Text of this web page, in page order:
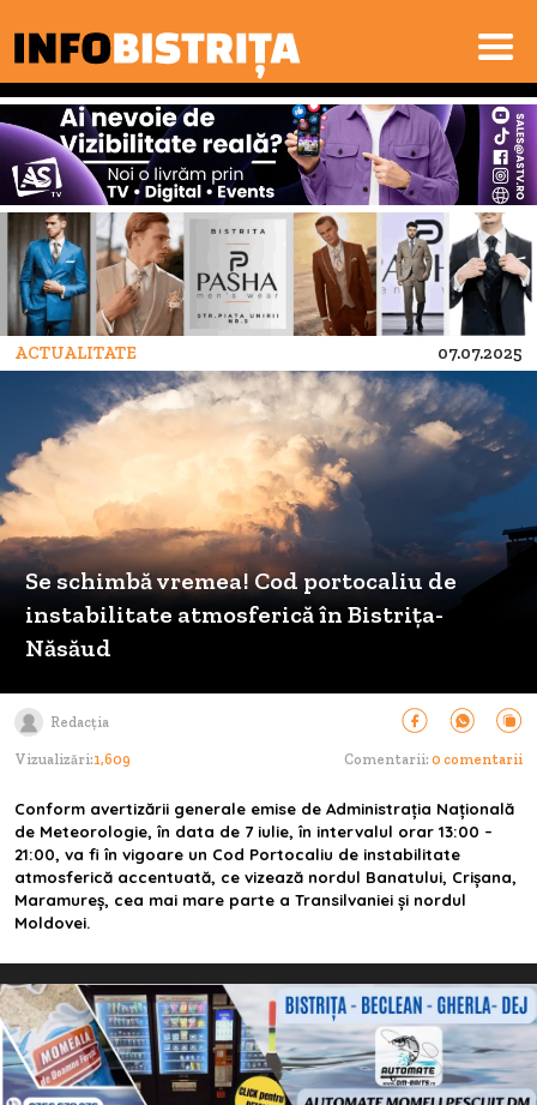
ACTUALITATE 07.07.2025
Se schimbă vremea! Cod portocaliu de
instabilitate atmosferică în Bistrița-
Năsăud
Redacția
Vizualizări:1,609 Comentarii: 0 comentarii
Conform avertizării generale emise de Administrația Națională
de Meteorologie, în data de 7 iulie, în intervalul orar 13:00 –
21:00, va fi în vigoare un Cod Portocaliu de instabilitate
atmosferică accentuată, ce vizează nordul Banatului, Crișana,
Maramureș, cea mai mare parte a Transilvaniei și nordul
Moldovei.